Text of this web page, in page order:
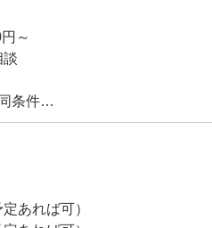
～
談
条件
当
あれば可）